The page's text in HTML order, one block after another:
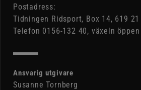
Postadress:
Tidningen Ridsport, Box 14, 619 21
Telefon 0156-132 40, växeln
Ansvarig utgivare
Susanne Tornberg